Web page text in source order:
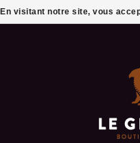
En visitant notre site, vous